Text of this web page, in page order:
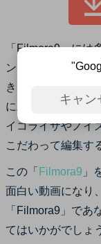
「Filmora9」には
ンスクリーンを使
きる機能、多彩な
に上の領域に仕上
イコライザやノイ
こだわって編集す
この「 Filmora9 」
面白い動画になり
「Filmora9」であ
てはいかがでしょ
キャン